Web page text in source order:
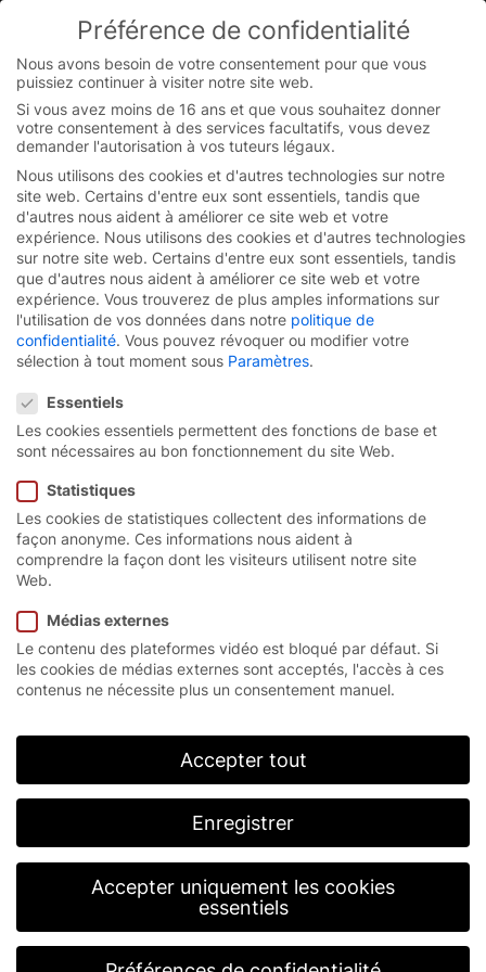
You are currently on the French-Belgian website.
Switch to the English version.
Skip
content
Porte rapide à spirale
EFA-SST® Efficient.
La solution de sécurité
idéale.
Les espaces restreints exigent une solution sur
porte rapide à spirale EFA-SST® Efficient, EFAFLEX
propose une porte compacte et sans ressort qui
peut être installée de manière optimale même dans
Le domaine d’application de l’EFA-SST® Efficient va
de l’utilisation en intérieur à la porte isolante pour
peut être montée également à l’extérieur.
Préférence de confidentialité
Nous avons besoin de votre consentement pour que vous
puissiez continuer à visiter notre site web.
Si vous avez moins de 16 ans et que vous souhaitez donner
votre consentement à des services facultatifs, vous devez
demander l'autorisation à vos tuteurs légaux.
Nous utilisons des cookies et d'autres technologies sur notre
site web. Certains d'entre eux sont essentiels, tandis que
d'autres nous aident à améliorer ce site web et votre
expérience. Nous utilisons des cookies et d'autres technologies
sur notre site web. Certains d'entre eux sont essentiels, tandis
que d'autres nous aident à améliorer ce site web et votre
expérience. Vous trouverez de plus amples informations sur
l'utilisation de vos données dans notre politique de
confidentialité. Vous pouvez révoquer ou modifier votre
sélection à tout moment sous Paramètres.
Essentiels
Les cookies essentiels permettent des fonctions de base et
sont nécessaires au bon fonctionnement du site Web.
Statistiques
Les cookies de statistiques collectent des informations de
façon anonyme. Ces informations nous aident à
comprendre la façon dont les visiteurs utilisent notre site
Web.
Médias externes
Le contenu des plateformes vidéo est bloqué par défaut. Si
les cookies de médias externes sont acceptés, l'accès à ces
contenus ne nécessite plus un consentement manuel.
Accepter tout
Enregistrer
Accepter uniquement les cookies
essentiels